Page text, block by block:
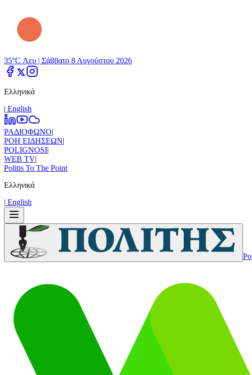
35°C Λευ | Σάββατο 8 Αυγούστου 2026
Ελληνικά
| Εnglish
ΡΑΔΙΟΦΩΝΟ|
ΡΟΗ ΕΙΔΗΣΕΩΝ|
POLIGNOSI|
WEB TV|
Politis To The Point
Ελληνικά
| Εnglish